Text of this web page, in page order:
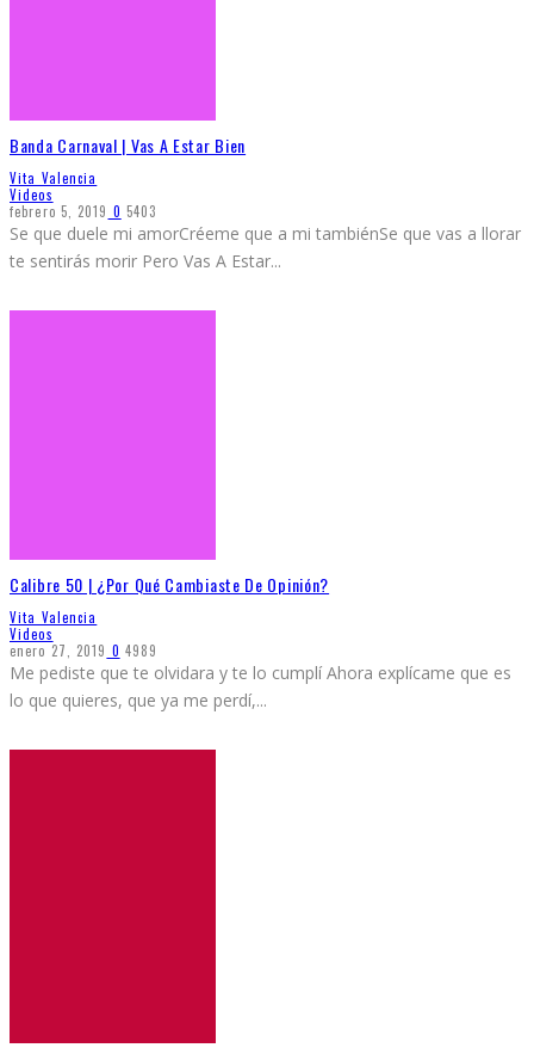
Banda Carnaval | Vas A Estar Bien
Vita Valencia
Videos
febrero 5, 2019 0 5403
Se que duele mi amorCréeme que a mi tambiénSe que vas a llorar
te sentirás morir Pero Vas A Estar...
Calibre 50 | ¿Por Qué Cambiaste De Opinión?
Vita Valencia
Videos
enero 27, 2019 0 4989
Me pediste que te olvidara y te lo cumplí Ahora explícame que es
lo que quieres, que ya me perdí,...